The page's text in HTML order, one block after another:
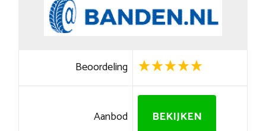
Beoordeling
Aanbod BEKIJKEN